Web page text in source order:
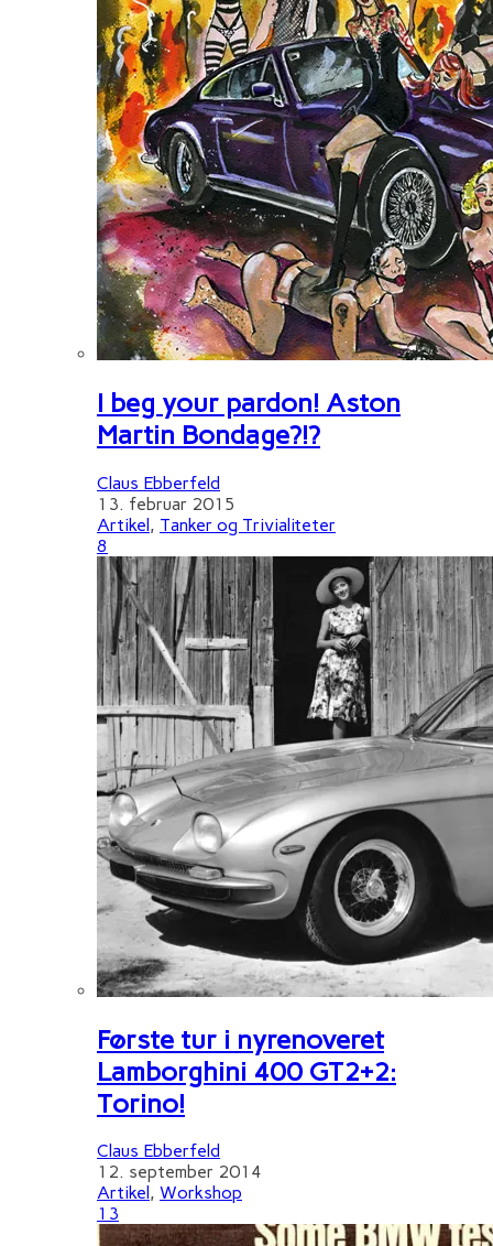
I beg your pardon! Aston
Martin Bondage?!?
Claus Ebberfeld
13. februar 2015
Artikel, Tanker og Trivialiteter
8
Første tur i nyrenoveret
Lamborghini 400 GT2+2:
Torino!
Claus Ebberfeld
12. september 2014
Artikel , Workshop
13